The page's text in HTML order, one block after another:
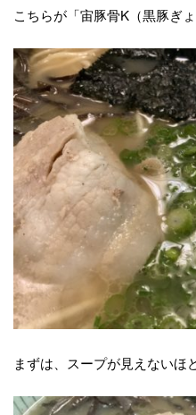
こちらが「宙豚骨K（黒豚ぎ
まずは、スープが見えないほ